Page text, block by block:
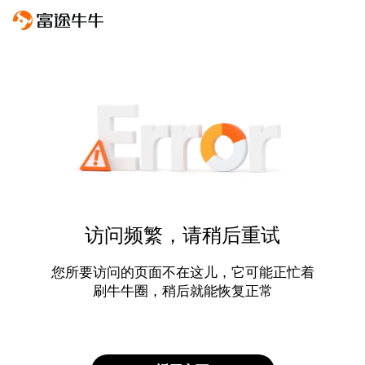
访问频繁，请稍后重试
您所要访问的页面不在这儿，它可能正忙着
刷牛牛圈，稍后就能恢复正常